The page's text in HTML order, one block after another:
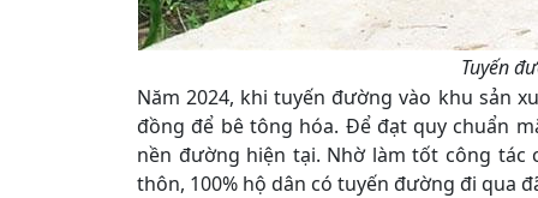
Tuyến
Năm 2024, khi tuyến đường vào khu sản
đồng để bê tông hóa. Để đạt quy chuẩn
nền đường hiện tại. Nhờ làm tốt công tác
thôn, 100% hộ dân có tuyến đường đi qua